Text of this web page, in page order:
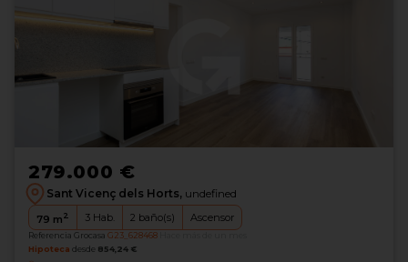
279.000 €
Sant Vicenç dels Horts, undefined
79 m2 3 Hab. 2 baño(s) Ascensor
Referencia Grocasa G23_628468
Hipoteca desde 854,24 €